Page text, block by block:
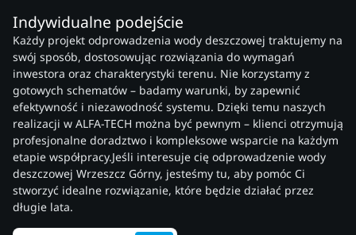
Indywidualne podejście
Każdy projekt odprowadzenia wody deszczowej traktujemy na
swój sposób, dostosowując rozwiązania do wymagań
inwestora oraz charakterystyki terenu. Nie korzystamy z
gotowych schematów – badamy warunki, by zapewnić
efektywność i niezawodność systemu. Dzięki temu naszych
realizacji w ALFA-TECH można być pewnym – klienci otrzymują
profesjonalne doradztwo i kompleksowe wsparcie na każdym
etapie współpracy.Jeśli interesuje cię odprowadzenie wody
deszczowej Wrzeszcz Górny, jesteśmy tu, aby pomóc Ci
stworzyć idealne rozwiązanie, które będzie działać przez
długie lata.